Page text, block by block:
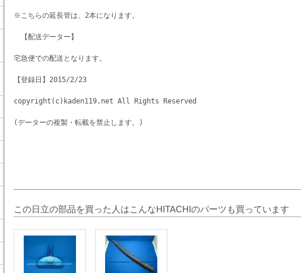
※こちらの延長管は、2本になります。
【配送データー】
【登録日】2015/2/23
copyright(c)kaden119.net All Rights Reserved
(データーの複製・転載を禁止します。)
この日立の部品を買った人はこんなHITACHIのパーツも買っています